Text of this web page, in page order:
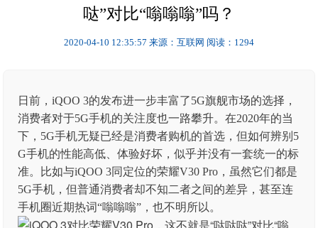
哒”对比“嗡嗡嗡”吗？
2020-04-10 12:35:57 来源：互联网 阅读：1294
日前，iQOO 3的发布进一步丰富了5G旗舰市场的选择，
消费者对于5G手机的关注度也一路攀升。在2020年的当
下，5G手机无疑已经是消费者购机的首选，但如何辨别5
G手机的性能高低、体验好坏，似乎并没有一套统一的标
准。比如与iQOO 3同定位的荣耀V30 Pro，虽然它们都是
5G手机，但普通消费者却不知二者之间的差异，甚至连
手机圈近期热词“嗡嗡嗡”，也不明所以。